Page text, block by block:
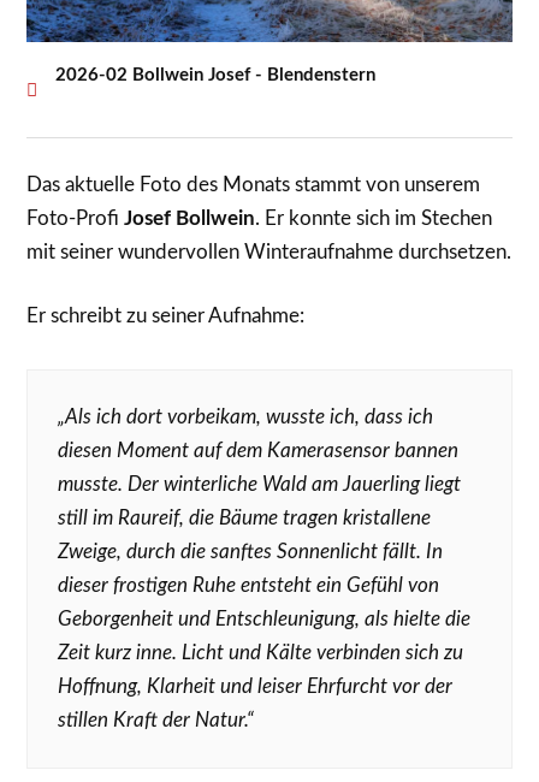
2026-02 Bollwein Josef - Blendenstern
Das aktuelle Foto des Monats stammt von unserem
Foto-ProfiJosef Bollwein. Er konnte sich im Stechen
mit seiner wundervollen Winteraufnahme durchsetzen.
Er schreibt zu seiner Aufnahme:
„Als ich dort vorbeikam, wusste ich, dass ich
diesen Moment auf dem Kamerasensor bannen
musste. Der winterliche Wald am Jauerling liegt
still im Raureif, die Bäume tragen kristallene
Zweige, durch die sanftes Sonnenlicht fällt. In
dieser frostigen Ruhe entsteht ein Gefühl von
Geborgenheit und Entschleunigung, als hielte die
Zeit kurz inne. Licht und Kälte verbinden sich zu
Hoffnung, Klarheit und leiser Ehrfurcht vor der
stillen Kraft der Natur.“